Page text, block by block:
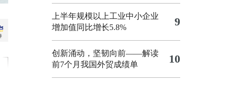
上半年规模以上工业中小企业
增加值同比增长5.8%
9
创新涌动，坚韧向前——解读
前7个月我国外贸成绩单
10